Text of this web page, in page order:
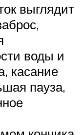
выглядит
воды и
касание
пауза,